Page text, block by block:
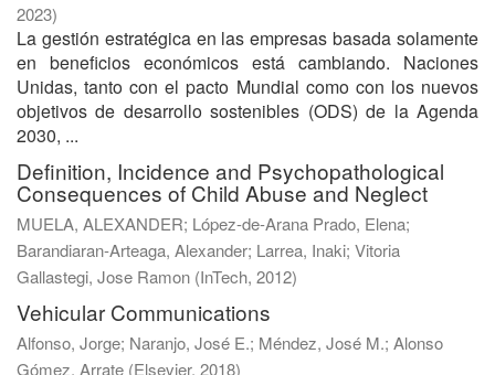
2023)
La gestión estratégica en las empresas basada solamente
en beneficios económicos está cambiando. Naciones
Unidas, tanto con el pacto Mundial como con los nuevos
objetivos de desarrollo sostenibles (ODS) de la Agenda
2030, ...
Definition, Incidence and Psychopathological
Consequences of Child Abuse and Neglect
MUELA, ALEXANDER; López-de-Arana Prado, Elena;
Barandiaran-Arteaga, Alexander; Larrea, Inaki; Vitoria
Gallastegi, Jose Ramon (InTech, 2012)
Vehicular Communications
Alfonso, Jorge; Naranjo, José E.; Méndez, José M.; Alonso
Gómez, Arrate (Elsevier, 2018)